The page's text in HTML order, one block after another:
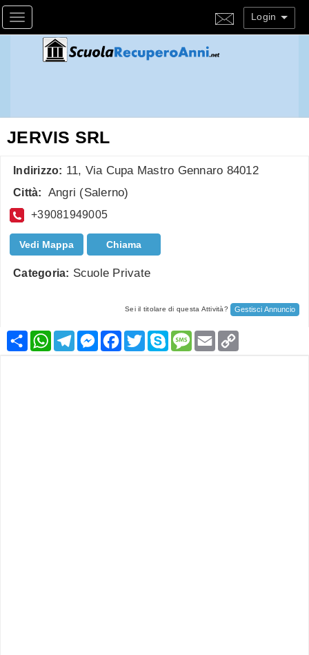
Toggle navigation Login
JERVIS SRL
Indirizzo: 11, Via Cupa Mastro Gennaro 84012
Città: Angri (Salerno)
+39081949005
Vedi Mappa Chiama
Categoria: Scuole Private
Sei il titolare di questa Attività? Gestisci Annuncio
CondividiWhatsApp
TelegramMessenger
Facebook
TwitterSkypeMessage
Email